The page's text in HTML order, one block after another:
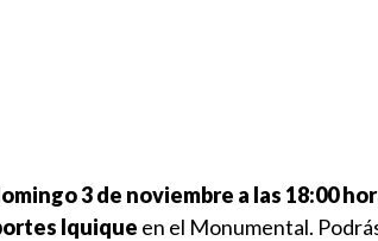
3 de noviembre a las 18:00
Iquique en el Monumental.